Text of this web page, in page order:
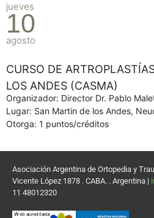
jueves
10
agosto
CURSO DE
LOS ANDES (CASMA)
Organizador: Director Dr. Pablo
Lugar: San Martin de los Andes,
Otorga: 1 puntos/créditos
Asociación Argentina de Ortopedia y
Vicente López 1878 . CABA. . Argentina |
11 48012320